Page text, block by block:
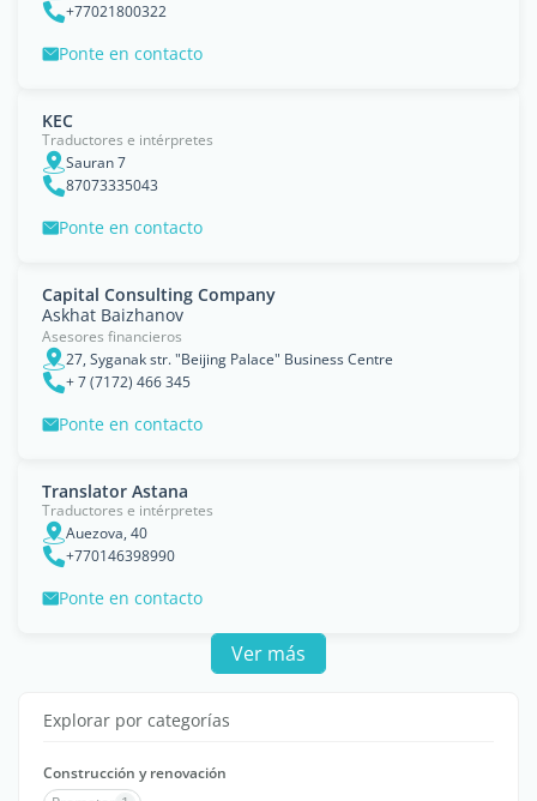
+77021800322
Ponte en contacto
KEC
Traductores e intérpretes
Sauran 7
87073335043
Ponte en contacto
Capital Consulting Company
Askhat Baizhanov
Asesores financieros
27, Syganak str. "Beijing Palace" Business Centre
+ 7 (7172) 466 345
Ponte en contacto
Translator Astana
Traductores e intérpretes
Auezova, 40
+770146398990
Ponte en contacto
Ver más
Explorar por categorías
Construcción y renovación